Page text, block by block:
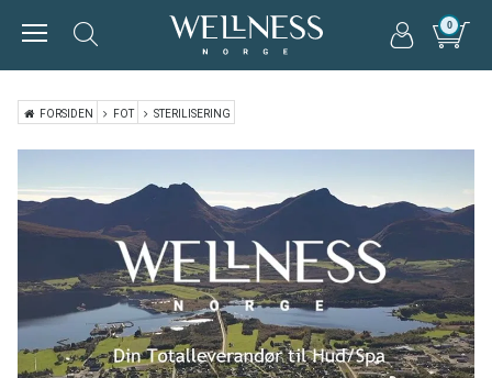
0
FORSIDEN FOT STERILISERING